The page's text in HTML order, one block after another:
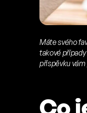
Máte svého
takové
příspěvku